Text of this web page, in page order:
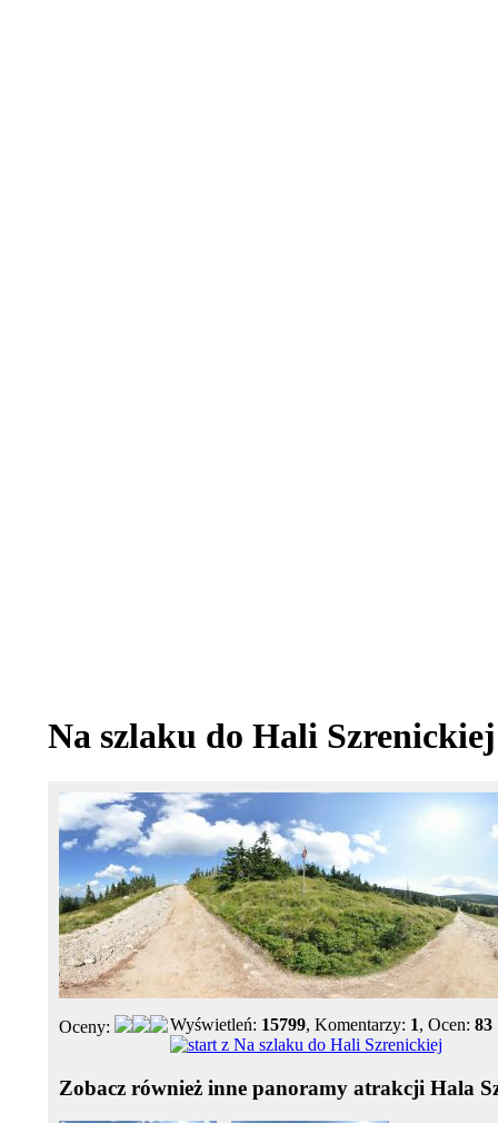
Na szlaku do Hali Szrenickiej
Oceny: Wyświetleń: 15799, Komentarzy: 1, Ocen: 83
Zobacz również inne panoramy atrakcji Hala